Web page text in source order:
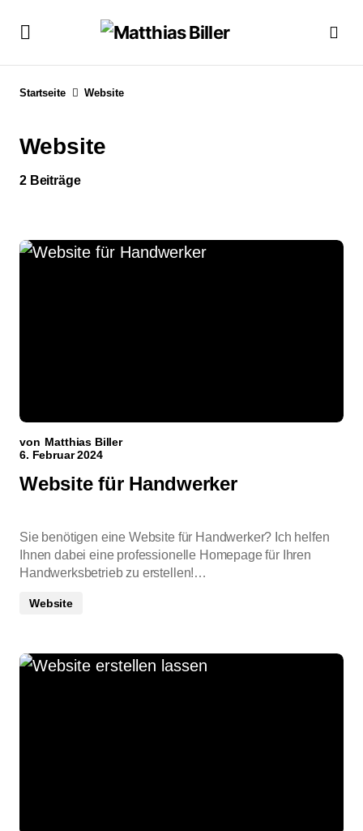
Startseite Website
Website
2 Beiträge
von Matthias Biller
6. Februar 2024
Website für Handwerker
Sie benötigen eine Website für Handwerker? Ich helfen
Ihnen dabei eine professionelle Homepage für Ihren
Handwerksbetrieb zu erstellen!…
Website